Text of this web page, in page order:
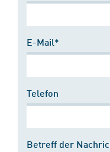
E-Mail*
Telefon
Betreff der